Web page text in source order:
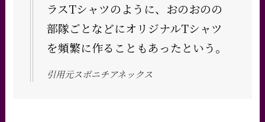
ラスTシャツのように、おのおのの
部隊ごとなどにオリジナルTシャツ
を頻繁に作ることもあったという。
引用元スポニチアネックス